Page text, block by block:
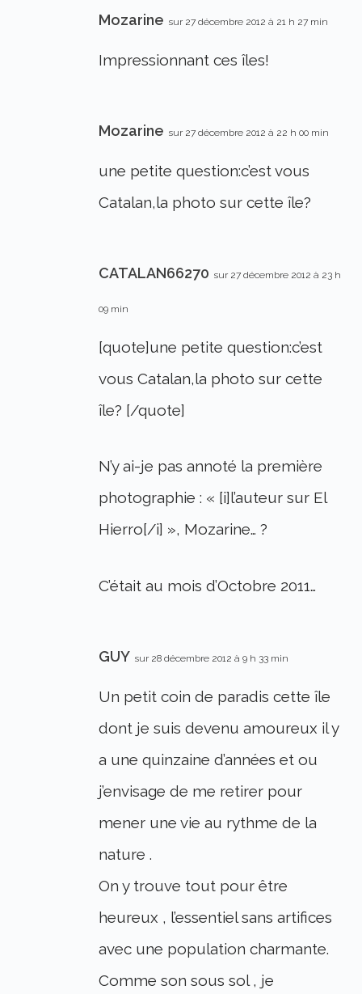
Mozarine sur 27 décembre 2012 à 21 h 27 min
Impressionnant ces îles!
Mozarine sur 27 décembre 2012 à 22 h 00 min
une petite question:c’est vous
Catalan,la photo sur cette île?
CATALAN66270 sur 27 décembre 2012 à 23 h
09 min
[quote]une petite question:c’est
vous Catalan,la photo sur cette
île? [/quote]
N’y ai-je pas annoté la première
photographie : « [i]l’auteur sur El
Hierro[/i] », Mozarine… ?
C’était au mois d’Octobre 2011…
GUY sur 28 décembre 2012 à 9 h 33 min
Un petit coin de paradis cette île
dont je suis devenu amoureux il y
a une quinzaine d’années et ou
j’envisage de me retirer pour
mener une vie au rythme de la
nature .
On y trouve tout pour être
heureux , l’essentiel sans artifices
avec une population charmante.
Comme son sous sol , je